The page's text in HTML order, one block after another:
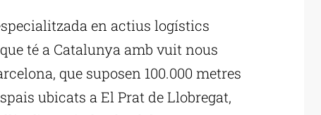
en actius logístics
té a Catalunya amb vuit nous
que suposen 100.000 metres
ubicats a El Prat de Llobregat,